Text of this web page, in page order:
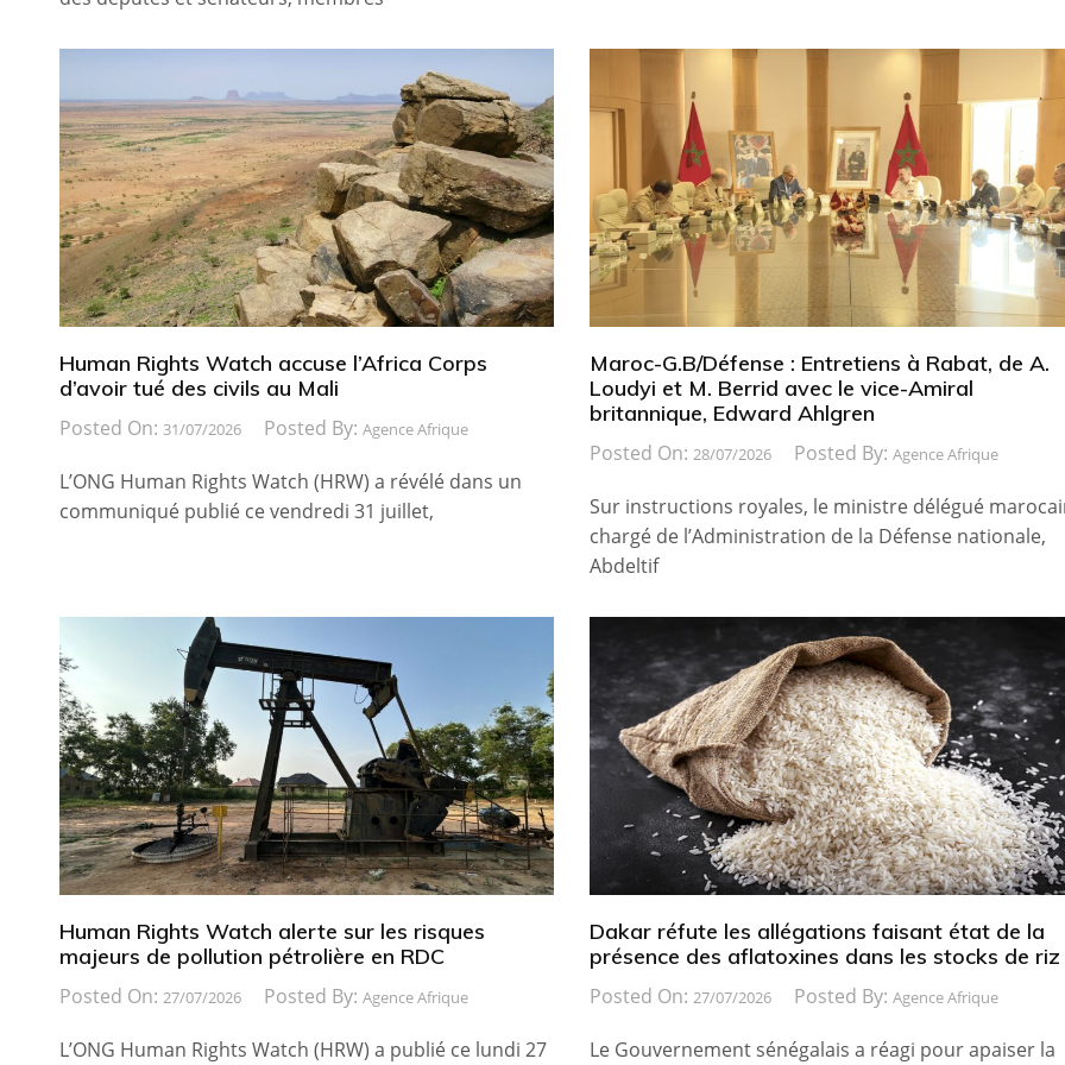
Human Rights Watch accuse l’Africa Corps
d’avoir tué des civils au Mali
Posted On: 31/07/2026 Posted By: Agence Afrique
L’ONG Human Rights Watch (HRW) a révélé dans un
communiqué publié ce vendredi 31 juillet,
Maroc-G.B/Défense : Entretiens à Rabat, de A.
Loudyi et M. Berrid avec le vice-Amiral
britannique, Edward Ahlgren
Posted On: 28/07/2026 Posted By: Agence Afrique
Sur instructions royales, le ministre délégué
chargé de l’Administration de la Défense nationale,
Abdeltif
Human Rights Watch alerte sur les risques
majeurs de pollution pétrolière en RDC
Posted On: 27/07/2026 Posted By: Agence Afrique
L’ONG Human Rights Watch (HRW) a publié ce lundi 27
Dakar réfute les allégations faisant état de la
présence des aflatoxines dans les stocks de riz
Posted On: 27/07/2026 Posted By: Agence Afrique
Le Gouvernement sénégalais a réagi pour apaiser la